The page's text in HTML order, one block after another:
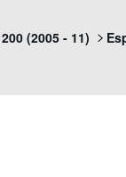
(2005 - 11)